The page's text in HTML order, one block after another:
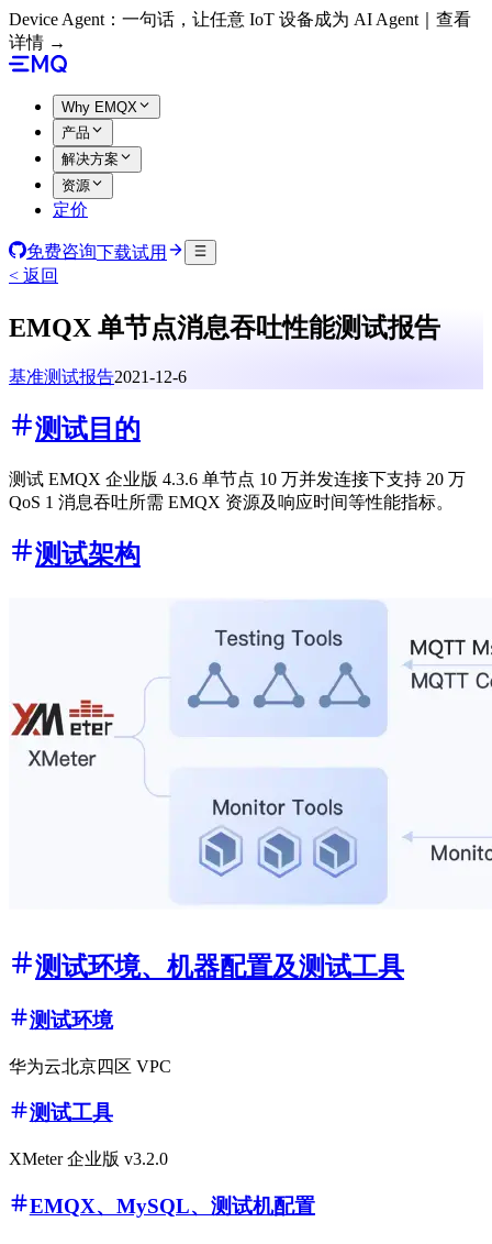
Device Agent：一句话，让任意 IoT 设备成为 AI Agent｜查看
详情 →
Why EMQX
产品
解决方案
资源
定价
免费咨询下载试用
< 返回
EMQX 单节点消息吞吐性能测试报告
基准测试报告2021-12-6
测试目的
测试 EMQX 企业版 4.3.6 单节点 10 万并发连接下支持 20 万
QoS 1 消息吞吐所需 EMQX 资源及响应时间等性能指标。
测试架构
测试环境、机器配置及测试工具
测试环境
华为云北京四区 VPC
测试工具
XMeter 企业版 v3.2.0
EMQX、MySQL、测试机配置